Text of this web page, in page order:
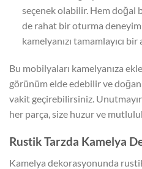
seçenek olabilir. Hem doğal
de rahat bir oturma
kamelyanızı tamamlayıcı
Bu mobilyaları kamelyanıza
görünüm elde edebilir ve
vakit geçirebilirsiniz.
her parça, size huzur ve
Rustik Tarzda Kamelya
Kamelya dekorasyonunda